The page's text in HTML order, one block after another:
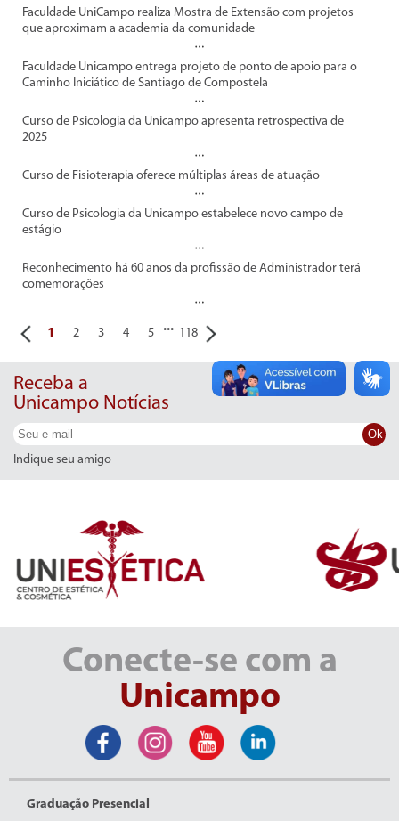
Faculdade UniCampo realiza Mostra de Extensão com projetos
que aproximam a academia da comunidade
Faculdade Unicampo entrega projeto de ponto de apoio para o
Caminho Iniciático de Santiago de Compostela
Curso de Psicologia da Unicampo apresenta retrospectiva de
2025
Curso de Fisioterapia oferece múltiplas áreas de atuação
Curso de Psicologia da Unicampo estabelece novo campo de
estágio
Reconhecimento há 60 anos da profissão de Administrador terá
comemorações
1 2 3 4 5 ... 118
Receba a
Unicampo Notícias
Ok
Indique seu amigo
Conecte-se com a
Unicampo
Graduação Presencial